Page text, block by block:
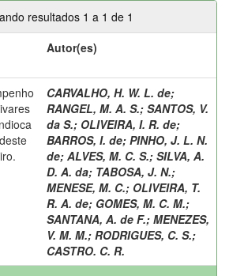
resultados 1 a 1 de 1
Autor(es)
CARVALHO, H. W. L. de;
RANGEL, M. A. S.; SANTOS, V.
da S.; OLIVEIRA, I. R. de;
BARROS, I. de; PINHO, J. L. N.
de; ALVES, M. C. S.; SILVA, A.
D. A. da; TABOSA, J. N.;
MENESE, M. C.; OLIVEIRA, T.
R. A. de; GOMES, M. C. M.;
SANTANA, A. de F.; MENEZES,
V. M. M.; RODRIGUES, C. S.;
CASTRO. C. R.